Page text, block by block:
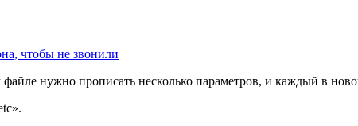
чтобы не звонили
нужно прописать несколько параметров, и каждый в